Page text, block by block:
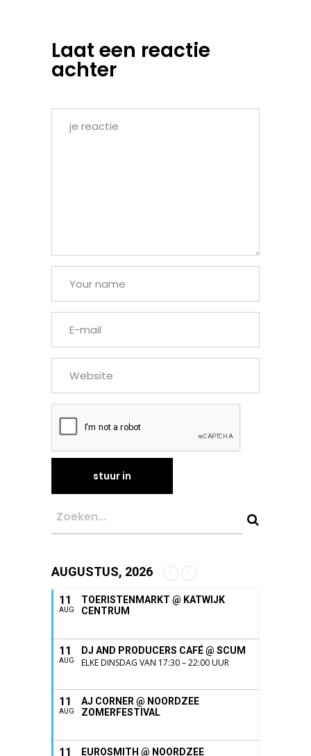
Laat een reactie
achter
AUGUSTUS, 2026
11
AUG
TOERISTENMARKT @ KATWIJK
CENTRUM
11
AUG
DJ AND PRODUCERS CAFÉ @ SCUM
ELKE DINSDAG VAN 17:30 – 22:00 UUR
11
AUG
AJ CORNER @ NOORDZEE
ZOMERFESTIVAL
11 EUROSMITH @ NOORDZEE